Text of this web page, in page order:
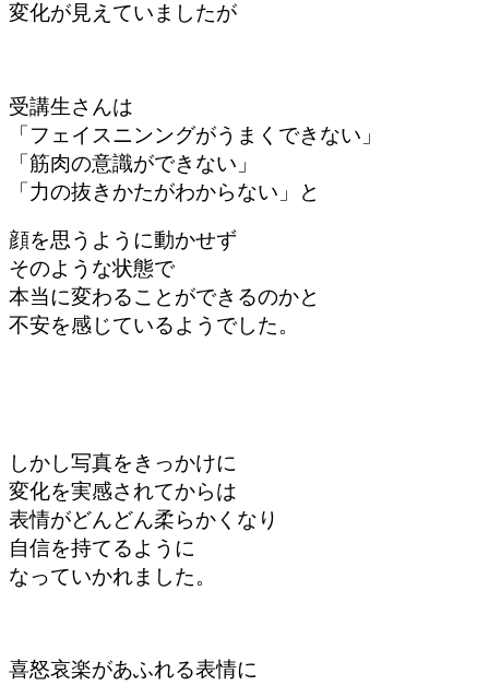
変化が見えていましたが
受講生さんは
「フェイスニンングがうまくできない」
「筋肉の意識ができない」
「力の抜きかたがわからない」と
顔を思うように動かせず
そのような状態で
本当に変わることができるのかと
不安を感じているようでした。
しかし写真をきっかけに
変化を実感されてからは
表情がどんどん柔らかくなり
自信を持てるように
なっていかれました。
喜怒哀楽があふれる表情に